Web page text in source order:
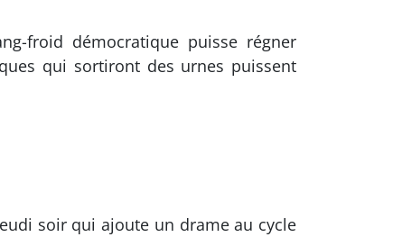
froid démocratique puisse régner
qui sortiront des urnes puissent
soir qui ajoute un drame au cycle